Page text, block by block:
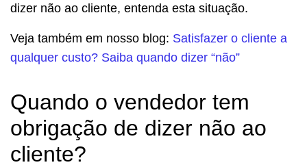
dizer não ao cliente, entenda esta situação.
Veja também em nosso blog: Satisfazer o cliente a
qualquer custo? Saiba quando dizer “não”
Quando o vendedor tem
obrigação de dizer não ao
cliente?